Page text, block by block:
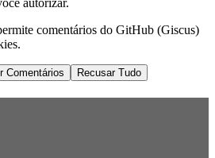
autorizar.
comentários do GitHub (Giscus)
Comentários
Recusar Tudo